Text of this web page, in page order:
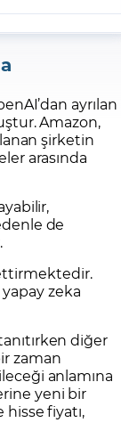
ayrılan
Amazon,
şirketin
arasında
de
zeka
diğer
zaman
anlamına
yeni bir
fiyatı,